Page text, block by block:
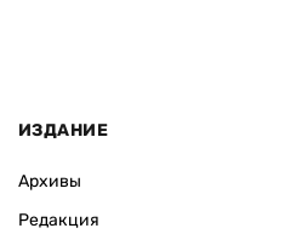
ИЗДАНИЕ
Архивы
Редакция